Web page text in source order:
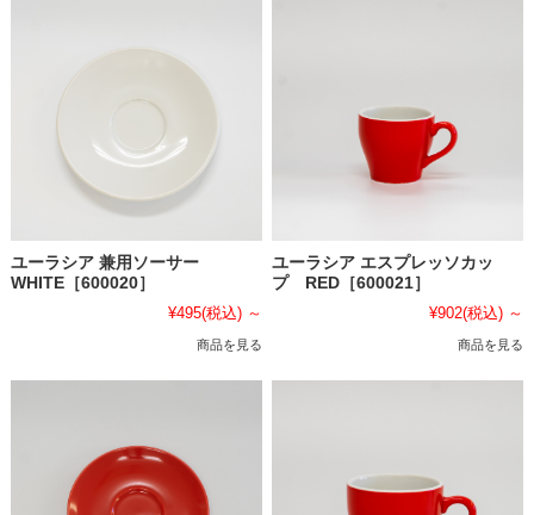
ユーラシア 兼用ソーサー
WHITE［600020］
¥495(税込) ～
商品を見る
ユーラシア エスプレッソカッ
プ RED［600021］
¥902(税込) ～
商品を見る